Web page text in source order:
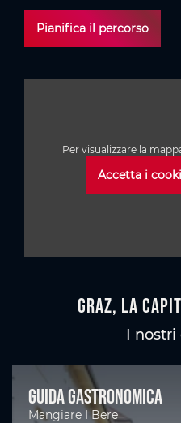
Pianifica il percorso
Per visualizzare la
Accetta i
Graz, la
I nostri
Guida gastronomica
Mangiare I Bere